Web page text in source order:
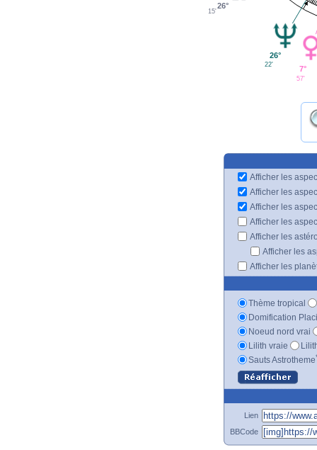
26°
15'
26°
22'
7°
57'
Afficher les
Afficher les
Afficher les
Afficher les
Afficher les
Afficher les
Afficher les
Thème tropical
Domification
Noeud nord vrai
Lilith vraie
Sauts Astrotheme
Lien
BBCode